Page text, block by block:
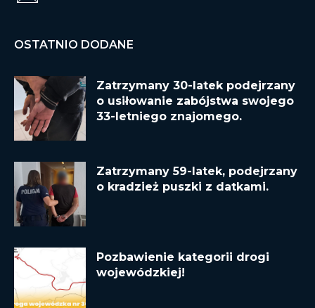
OSTATNIO DODANE
Zatrzymany 30-latek podejrzany
o usiłowanie zabójstwa swojego
33-letniego znajomego.
Zatrzymany 59-latek, podejrzany
o kradzież puszki z datkami.
Pozbawienie kategorii drogi
wojewódzkiej!